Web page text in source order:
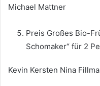
Michael Mattner
Preis Großes Bio-
Schomaker“ für 2
Kevin Kersten Nina